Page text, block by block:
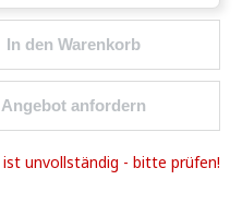
gewünschten Wert
In den Warenkorb
Angebot anfordern
unvollständig - bitte prüfen!